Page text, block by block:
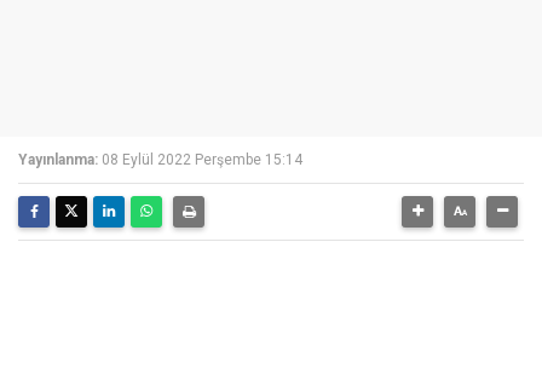
Yayınlanma: 08 Eylül 2022 Perşembe 15:14